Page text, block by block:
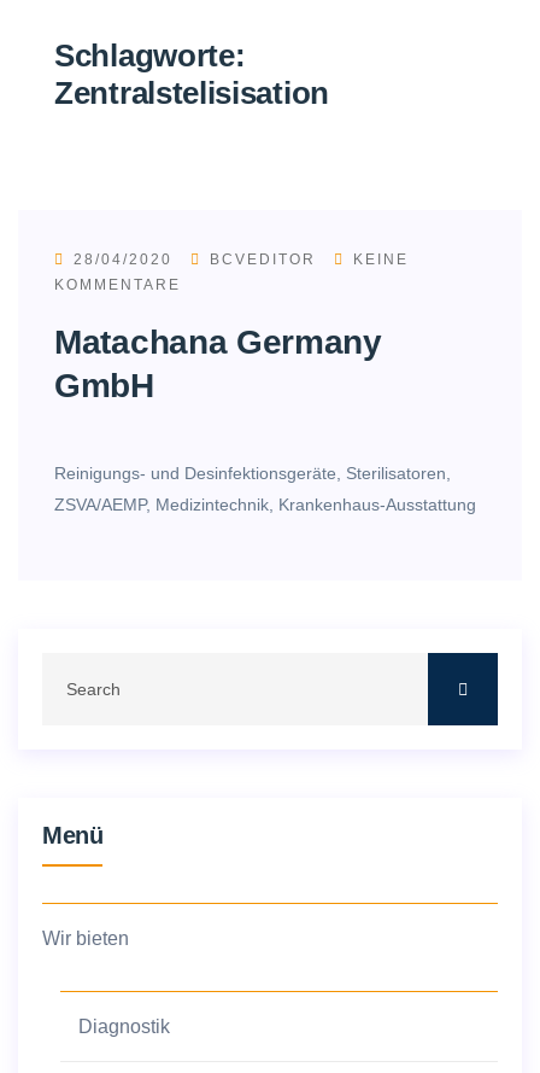
Schlagworte:
Zentralstelisisation
28/04/2020 BCVEDITOR
KEINE
KOMMENTARE
Matachana Germany
GmbH
Reinigungs- und Desinfektionsgeräte, Sterilisatoren,
ZSVA/AEMP, Medizintechnik, Krankenhaus-Ausstattung
Menü
Wir bieten
Diagnostik